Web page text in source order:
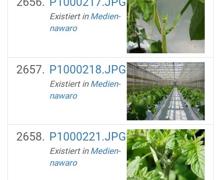
Existiert in Medien-
nawaro
P1000218.JPG
Existiert in Medien-
nawaro
P1000221.JPG
Existiert in Medien-
nawaro